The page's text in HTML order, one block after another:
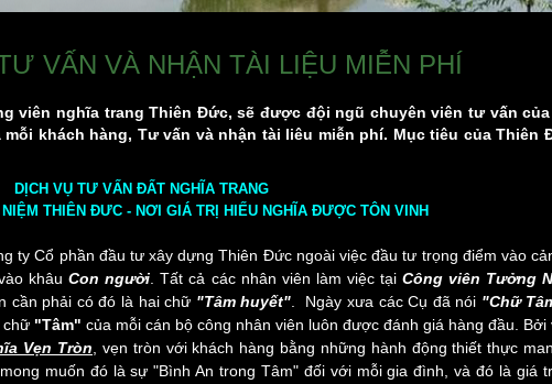
VẤN VÀ NHẬN TÀI LIỆU MIỄN PHÍ
viên nghĩa trang Thiên Đức, sẽ được đội ngũ chuyên viên tư vấn
khách hàng, Tư vấn và nhận tài liêu miễn phí. Mục tiêu của Thiên
DỊCH VỤ TƯ VẤN ĐẤT NGHĨA TRANG
THIÊN ĐƯC - NƠI GIÁ TRỊ HIẾU NGHĨA ĐƯỢC TÔN VINH
ty Cổ phần đầu tư xây dựng Thiên Đức ngoài việc đầu tư trọng điểm vào
khâuCon người . Tất cả các nhân viên làm việc tạiCông viên Tưởng
cần phải có đó là hai chữ "Tâm huyết" . Ngày xưa các Cụ đã nói "Chữ
, chữ "Tâm" của mỗi cán bộ công nhân viên luôn được đánh giá hàng đầu. Bởi
Vẹn Tròn , vẹn tròn với khách hàng bằng những hành động thiết thực
muốn đó là sự "Bình An trong Tâm" đối với mỗi gia đình, và đó là giá